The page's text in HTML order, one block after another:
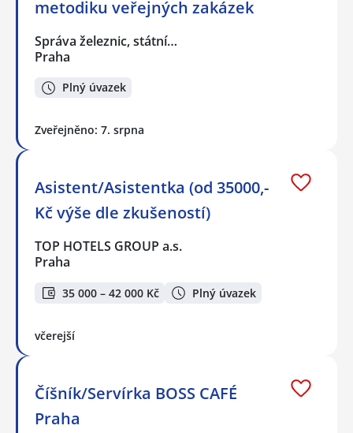
metodiku veřejných zakázek
Správa železnic, státní…
Praha
Plný úvazek
Zveřejněno: 7. srpna
Asistent/Asistentka (od 35000,-
Kč výše dle zkušeností)
TOP HOTELS GROUP a.s.
Praha
35 000 – 42 000 Kč Plný úvazek
včerejší
Číšník/Servírka BOSS CAFÉ
Praha